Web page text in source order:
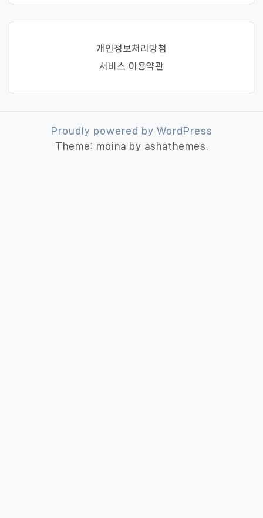
개인정보처리방첨
서비스 이용약관
Proudly powered by WordPress
Theme: moina by ashathemes.